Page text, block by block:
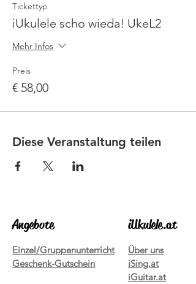
Tickettyp
iUkulele scho wieda! UkeL2
Mehr Infos
Preis
€ 58,00
Diese Veranstaltung teilen
Angebote
Einzel/Gruppenunterricht
Geschenk-Gutschein
iUkulele.at
Über uns
iSing.at
iGuitar.at